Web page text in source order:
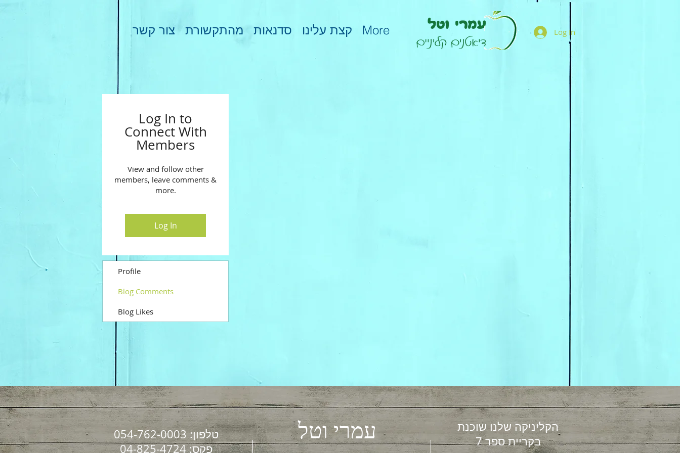
צור קשר מהתקשורת סדנאות קצת עלינו More Log In
Log In to
Connect With
Members
View and follow other
members, leave comments &
more.
Log In
Profile
Blog Comments
Blog Likes
טלפון: 054-762-0003
פקס: 04-825-4724
עמרי וטל
הקליניקה שלנו שוכנת
בקריית ספר 7